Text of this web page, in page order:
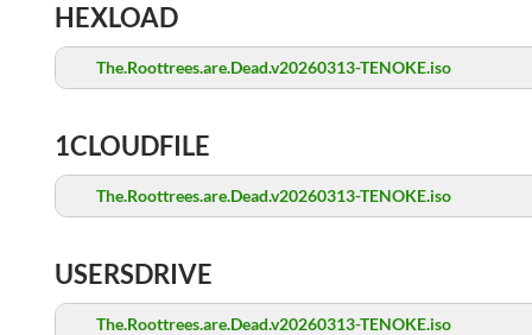
HEXLOAD
The.Roottrees.are.Dead.v20260313-TENOKE.iso
1CLOUDFILE
The.Roottrees.are.Dead.v20260313-TENOKE.iso
USERSDRIVE
The.Roottrees.are.Dead.v20260313-TENOKE.iso